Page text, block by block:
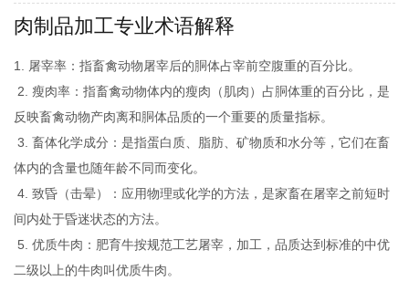
肉制品加工专业术语解释
1. 屠宰率：指畜禽动物屠宰后的胴体占宰前空腹重的百分比。
2. 瘦肉率：指畜禽动物体内的瘦肉（肌肉）占胴体重的百分比，是
反映畜禽动物产肉离和胴体品质的一个重要的质量指标。
3. 畜体化学成分：是指蛋白质、脂肪、矿物质和水分等，它们在畜
体内的含量也随年龄不同而变化。
4. 致昏（击晕）：应用物理或化学的方法，是家畜在屠宰之前短时
间内处于昏迷状态的方法。
5. 优质牛肉：肥育牛按规范工艺屠宰，加工，品质达到标准的中优
二级以上的牛肉叫优质牛肉。